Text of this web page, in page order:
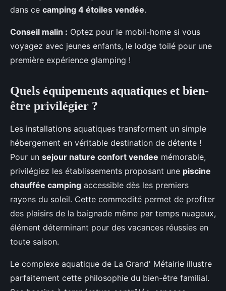
dans ce camping 4 étoiles vendée.
Conseil malin : Optez pour le mobil-home si vous
voyagez avec jeunes enfants, le lodge toilé pour une
première expérience glamping !
Quels équipements aquatiques et bien-
être privilégier ?
Les installations aquatiques transforment un simple
hébergement en véritable destination de détente !
Pour un sejour nature confort vendee mémorable,
privilégiez les établissements proposant une piscine
chauffée camping accessible dès les premiers
rayons du soleil. Cette commodité permet de profiter
des plaisirs de la baignade même par temps nuageux,
élément déterminant pour des vacances réussies en
toute saison.
Le complexe aquatique de La Grand' Métairie illustre
parfaitement cette philosophie du bien-être familial.